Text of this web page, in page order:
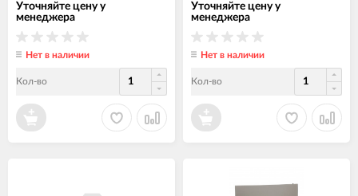
Уточняйте цену у
менеджера
Нет в наличии
Кол-во
Уточняйте цену у
менеджера
Нет в наличии
Кол-во